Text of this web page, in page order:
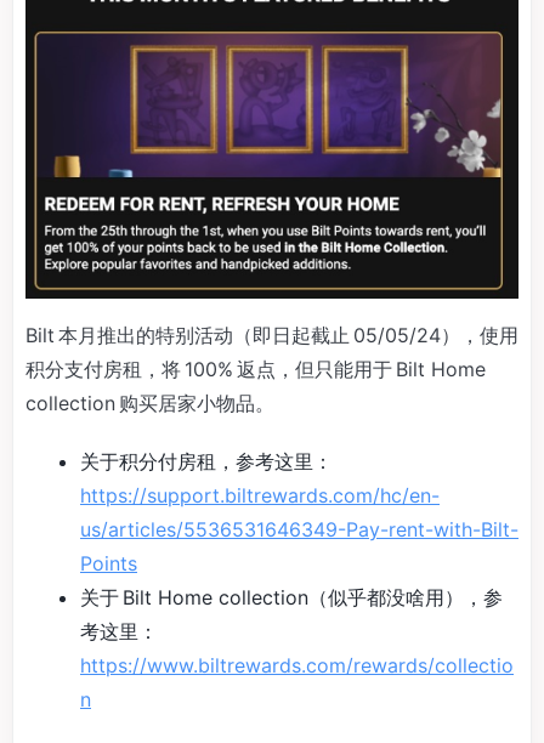
Bilt 本月推出的特别活动（即日起截止 05/05/24），使用
积分支付房租，将 100% 返点，但只能用于 Bilt Home
collection 购买居家小物品。
关于积分付房租，参考这里：
https://support.biltrewards.com/hc/en-
us/articles/5536531646349-Pay-rent-with-Bilt-
Points
关于 Bilt Home collection（似乎都没啥用），参
考这里：
https://www.biltrewards.com/rewards/collectio
n